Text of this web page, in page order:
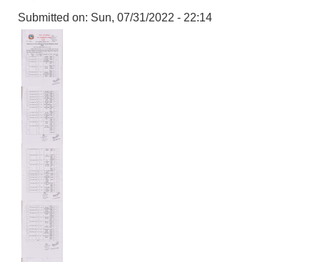
Submitted on: Sun, 07/31/2022 - 22:14